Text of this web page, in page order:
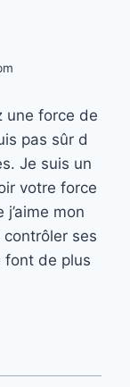
une force de
pas sûr d
Je suis un
votre force
mon
contrôler ses
font de plus